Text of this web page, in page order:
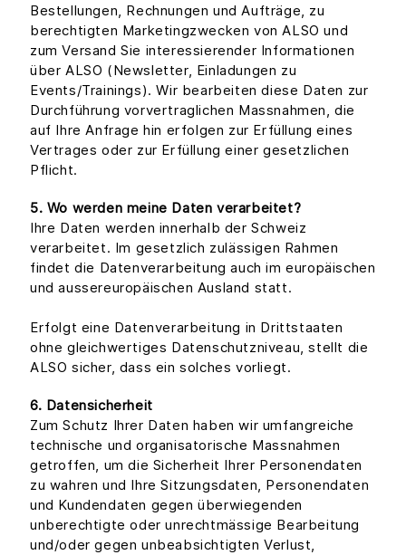
Bestellungen, Rechnungen und Aufträge, zu
berechtigten Marketingzwecken von ALSO und
zum Versand Sie interessierender Informationen
über ALSO (Newsletter, Einladungen zu
Events/Trainings). Wir bearbeiten diese Daten zur
Durchführung vorvertraglichen Massnahmen, die
auf Ihre Anfrage hin erfolgen zur Erfüllung eines
Vertrages oder zur Erfüllung einer gesetzlichen
Pflicht.
5. Wo werden meine Daten verarbeitet?
Ihre Daten werden innerhalb der Schweiz
verarbeitet. Im gesetzlich zulässigen Rahmen
findet die Datenverarbeitung auch im europäischen
und aussereuropäischen Ausland statt.
Erfolgt eine Datenverarbeitung in Drittstaaten
ohne gleichwertiges Datenschutzniveau, stellt die
ALSO sicher, dass ein solches vorliegt.
6. Datensicherheit
Zum Schutz Ihrer Daten haben wir umfangreiche
technische und organisatorische Massnahmen
getroffen, um die Sicherheit Ihrer Personendaten
zu wahren und Ihre Sitzungsdaten, Personendaten
und Kundendaten gegen überwiegenden
unberechtigte oder unrechtmässige Bearbeitung
und/oder gegen unbeabsichtigten Verlust,